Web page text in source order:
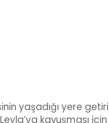
yaşadığı yere
kavuşması